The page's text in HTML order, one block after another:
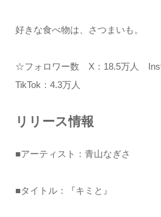
好きな食べ物は、さつまいも。
☆フォロワー数 X：18.5万人
TikTok：4.3万人
リリース情報
■アーティスト：青山なぎさ
■タイトル：『キミと』